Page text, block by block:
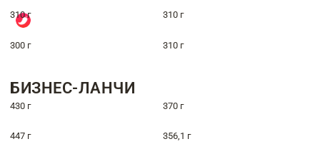
310 г 310 г
300 г 310 г
БИЗНЕС-ЛАНЧИ
430 г 370 г
447 г 356,1 г